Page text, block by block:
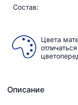
Состав:
Цвета
Описание